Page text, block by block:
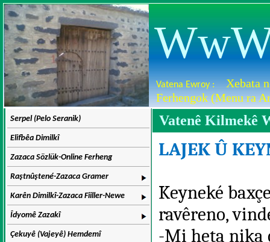
Vatena Ewroy :
Xebata
Ferhengok (Menu ra
Serpel (Pelo Seranik)
Elifbêa Dimilkî
Zazaca Sözlük-Online Ferheng
Raştnûştené-Zazaca Gramer
Karên Dimilkî-Zazaca Fiiller-Newe
Îdyomê Zazakî
Çekuyê (Vajeyê) Hemdemî
Vatenê Kilmekê
LAJEK Û
Keyneké
ravêreno,
-Mi heta nika